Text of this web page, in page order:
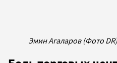
Эмин Агаларов (Фото DR)